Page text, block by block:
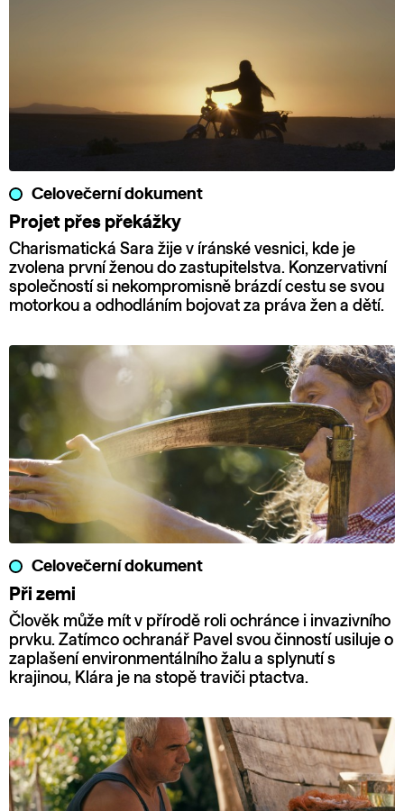
Celovečerní dokument
Projet přes překážky
Charismatická Sara žije v íránské vesnici, kde je
zvolena první ženou do zastupitelstva. Konzervativní
společností si nekompromisně brázdí cestu se svou
motorkou a odhodláním bojovat za práva žen a dětí.
Celovečerní dokument
Při zemi
Člověk může mít v přírodě roli ochránce i invazivního
prvku. Zatímco ochranář Pavel svou činností usiluje o
zaplašení environmentálního žalu a splynutí s
krajinou, Klára je na stopě traviči ptactva.